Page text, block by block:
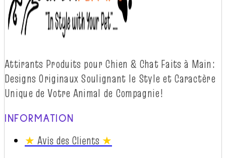
Attirants Produits pour Chien & Chat Faits à Main:
Designs Originaux Soulignant le Style et Caractère
Unique de Votre Animal de Compagnie!
INFORMATION
★ Avis des Clients ★